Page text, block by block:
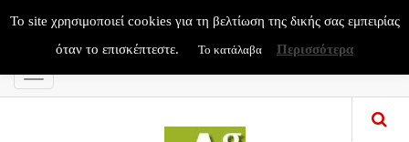
Menu
To site χρησιμοποιεί cookies για τη βελτίωση της δικής σας εμπειρίας
όταν το επισκέπτεστε.
Το κατάλαβα Περισσότερα